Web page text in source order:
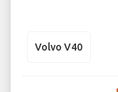
Volvo V40